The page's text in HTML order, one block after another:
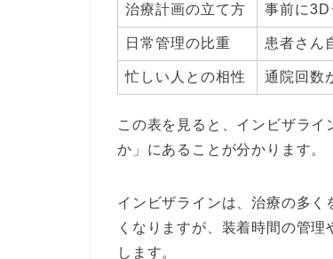
治療計画の立て方 事前に
日常管理の比重 患者さん
忙しい人との相性 通院回数
この表を見ると、インビザラ
か」にあることが分かります。
インビザラインは、治療の多
くなりますが、装着時間の管
します。